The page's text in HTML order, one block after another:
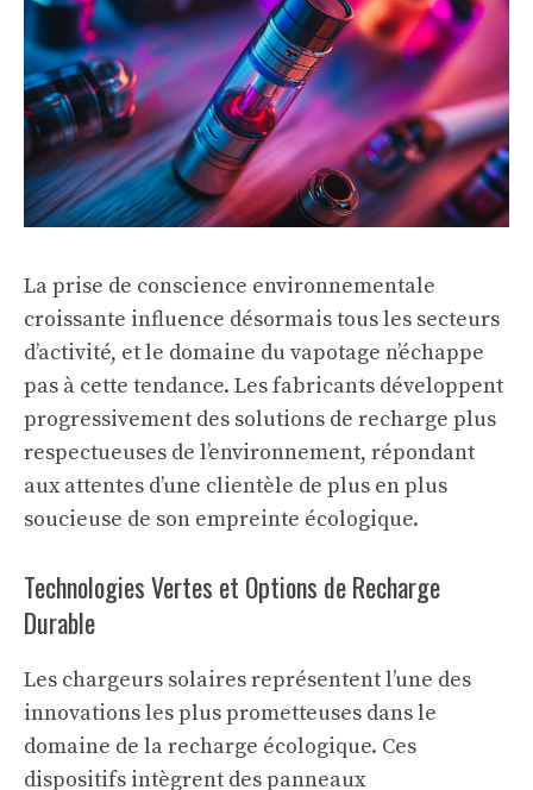
La prise de conscience environnementale
croissante influence désormais tous les secteurs
d’activité, et le domaine du vapotage n’échappe
pas à cette tendance. Les fabricants développent
progressivement des solutions de recharge plus
respectueuses de l’environnement, répondant
aux attentes d’une clientèle de plus en plus
soucieuse de son empreinte écologique.
Technologies Vertes et Options de Recharge
Durable
Les chargeurs solaires représentent l’une des
innovations les plus prometteuses dans le
domaine de la recharge écologique. Ces
dispositifs intègrent des panneaux